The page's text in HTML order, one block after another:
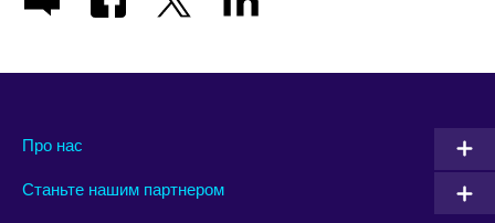
Про нас
Станьте нашим партнером